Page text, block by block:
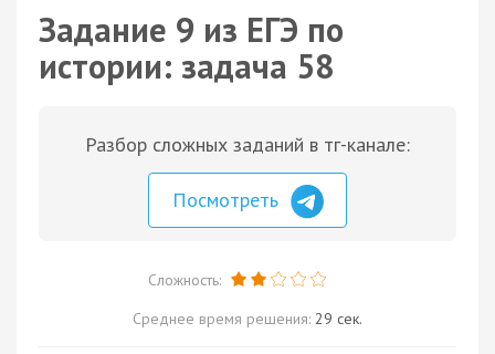
Задание 9 из ЕГЭ по
истории: задача 58
Разбор сложных заданий в тг-канале:
Посмотреть
Сложность:
Среднее время решения: 29 сек.